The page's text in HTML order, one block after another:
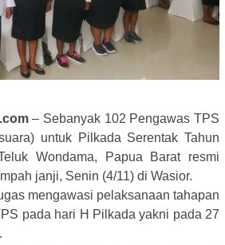
– Sebanyak 102 Pengawas TPS
untuk Pilkada Serentak Tahun
Wondama, Papua Barat resmi
janji, Senin (4/11) di Wasior.
mengawasi pelaksanaan tahapan
pada hari H Pilkada yakni pada 27